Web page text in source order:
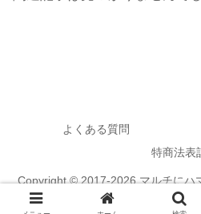
よくある質問
特商法表
Copyright © 2017-2026 マルチにハ
All Rights